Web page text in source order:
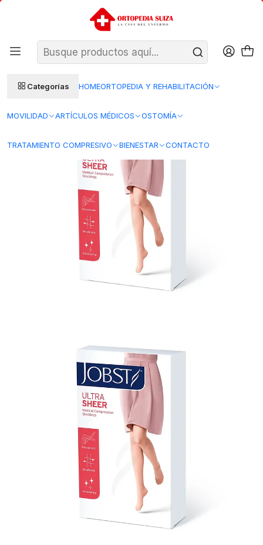
Categorías HOMEORTOPEDIA Y REHABILITACIÓN
MOVILIDAD ARTÍCULOS MÉDICOS OSTOMÍA
TRATAMIENTO COMPRESIVO BIENESTAR CONTACTO
SANTIAGO: ENTREGA AL DÍA HÁBIL SIGUIENTE (L–V)
REGIONES 48–72 HORAS HÁBILES
Tratamiento Compresivo Calcetas de compresion
Calceta UltraSheer 15-20 mmHg Jobst